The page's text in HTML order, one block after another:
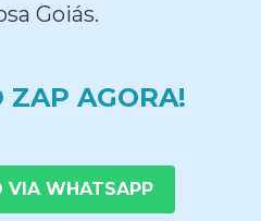
Goiás.
ZAP AGORA!
VIA WHATSAPP